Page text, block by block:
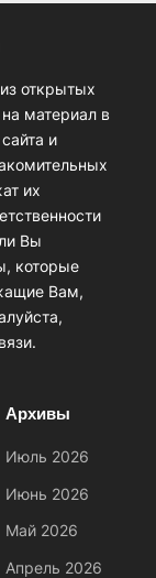
открытых
материал в
и
их
Вы
которые
Вам,
Архивы
Июль 2026
Июнь 2026
Май 2026
Апрель 2026